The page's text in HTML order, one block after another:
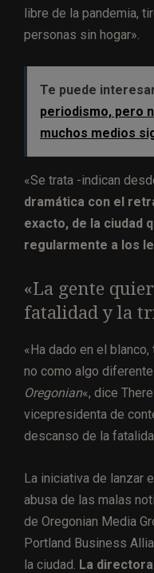
libre de la pandemia,
personas sin hogar».
Te puede
periodismo, pero
muchos medios
«Se trata -indican
dramática con el
exacto, de la ciudad
regularmente a los
«La gente
fatalidad y la
«Ha dado en el
no como algo
Oregonian«, dice
vicepresidenta de
descanso de la
La iniciativa de lanzar
abusa de las malas
de Oregonian Media
Portland Business
la ciudad. La